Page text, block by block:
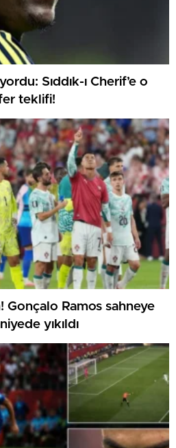
Sıddık-ı Cherif’e o
teklifi!
Gonçalo Ramos sahneye
yıkıldı